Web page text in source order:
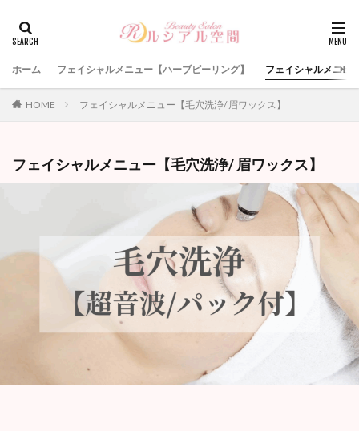
ホーム フェイシャルメニュー【ハーブピーリング】 フェイシャルメニュ
HOME フェイシャルメニュー【毛穴洗浄/ 眉ワックス】
フェイシャルメニュー【毛穴洗浄/ 眉ワックス】
検索